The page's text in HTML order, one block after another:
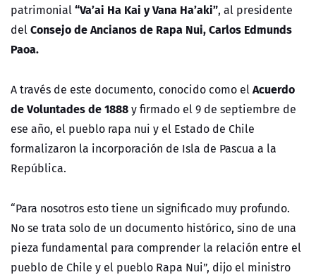
patrimonial“Va’ai Ha Kai y Vana Ha’aki”, al presidente
delConsejo de Ancianos de Rapa Nui, Carlos Edmunds
Paoa.
A través de este documento, conocido como elAcuerdo
de Voluntades de 1888y firmado el 9 de septiembre de
ese año, el pueblo rapa nui y el Estado de Chile
formalizaron la incorporación de Isla de Pascua a la
República.
“Para nosotros esto tiene un significado muy profundo.
No se trata solo de un documento histórico, sino de una
pieza fundamental para comprender la relación entre el
pueblo de Chile y el pueblo Rapa Nui”, dijo el ministro